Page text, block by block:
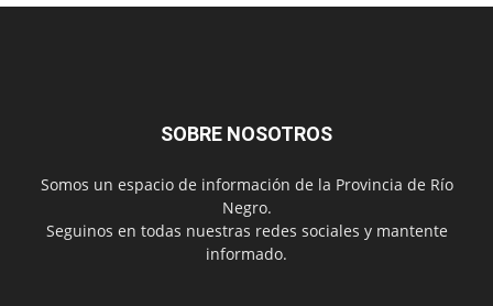
SOBRE NOSOTROS
Somos un espacio de información de la Provincia de Río
Negro.
Seguinos en todas nuestras redes sociales y mantente
informado.